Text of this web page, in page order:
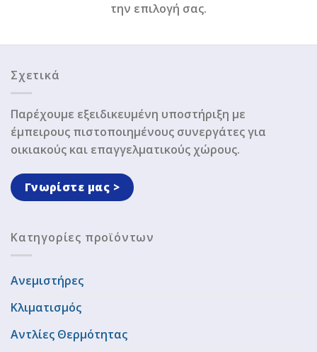
την επιλογή σας.
Σχετικά
Παρέχουμε εξειδικευμένη υποστήριξη με
έμπειρους πιστοποιημένους συνεργάτες για
οικιακούς και επαγγελματικούς χώρους.
Γνωρίστε μας >
Κατηγορίες προϊόντων
Ανεμιστήρες
Κλιματισμός
Αντλίες Θερμότητας